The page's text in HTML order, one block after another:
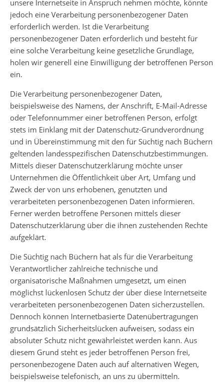
unsere Internetseite in Anspruch nehmen möchte, könnte
jedoch eine Verarbeitung personenbezogener Daten
erforderlich werden. Ist die Verarbeitung
personenbezogener Daten erforderlich und besteht für
eine solche Verarbeitung keine gesetzliche Grundlage,
holen wir generell eine Einwilligung der betroffenen Person
ein.
Die Verarbeitung personenbezogener Daten,
beispielsweise des Namens, der Anschrift, E-Mail-Adresse
oder Telefonnummer einer betroffenen Person, erfolgt
stets im Einklang mit der Datenschutz-Grundverordnung
und in Übereinstimmung mit den für Süchtig nach Büchern
geltenden landesspezifischen Datenschutzbestimmungen.
Mittels dieser Datenschutzerklärung möchte unser
Unternehmen die Öffentlichkeit über Art, Umfang und
Zweck der von uns erhobenen, genutzten und
verarbeiteten personenbezogenen Daten informieren.
Ferner werden betroffene Personen mittels dieser
Datenschutzerklärung über die ihnen zustehenden Rechte
aufgeklärt.
Die Süchtig nach Büchern hat als für die Verarbeitung
Verantwortlicher zahlreiche technische und
organisatorische Maßnahmen umgesetzt, um einen
möglichst lückenlosen Schutz der über diese Internetseite
verarbeiteten personenbezogenen Daten sicherzustellen.
Dennoch können Internetbasierte Datenübertragungen
grundsätzlich Sicherheitslücken aufweisen, sodass ein
absoluter Schutz nicht gewährleistet werden kann. Aus
diesem Grund steht es jeder betroffenen Person frei,
personenbezogene Daten auch auf alternativen Wegen,
beispielsweise telefonisch, an uns zu übermitteln.